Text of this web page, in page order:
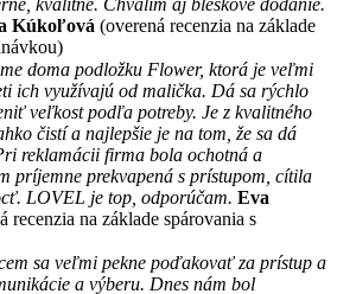
kvalitné. Chválim aj bleskové dodanie.
Kúkoľová (overená recenzia na základe
doma podložku Flower, ktorá je veľmi
ich využívajú od malička. Dá sa rýchlo
veľkost podľa potreby. Je z kvalitného
čistí a najlepšie je na tom, že sa dá
reklamácii firma bola ochotná a
príjemne prekvapená s prístupom, cítila
LOVEL je top, odporúčam. Eva
recenzia na základe spárovania s
sa veľmi pekne poďakovať za prístup a
a výberu. Dnes nám bol